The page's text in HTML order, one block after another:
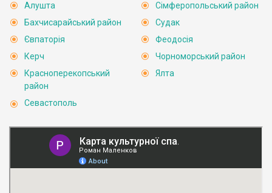
Алушта
Бахчисарайський район
Євпаторія
Керч
Красноперекопський
район
Севастополь
Сімферопольський район
Судак
Феодосія
Чорноморський район
Ялта